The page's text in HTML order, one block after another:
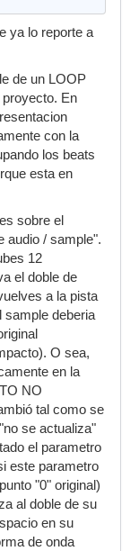
ya lo reporte a
de un LOOP
En
con la
los beats
esta en
sobre el
audio / sample".
12
el doble de
a la pista
sample deberia
O sea,
en la
NO
tal como se
se actualiza"
el parametro
este parametro
"0" original)
al doble de su
en su
de onda